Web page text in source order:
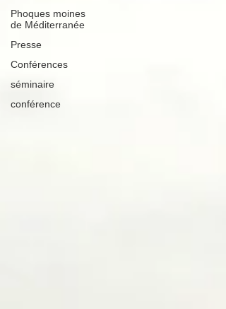
Phoques moines
de Méditerranée
Presse
Conférences
séminaire
conférence